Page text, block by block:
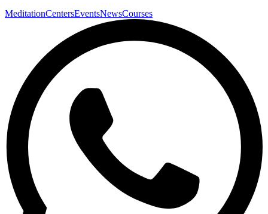
MeditationCentersEventsNewsCourses